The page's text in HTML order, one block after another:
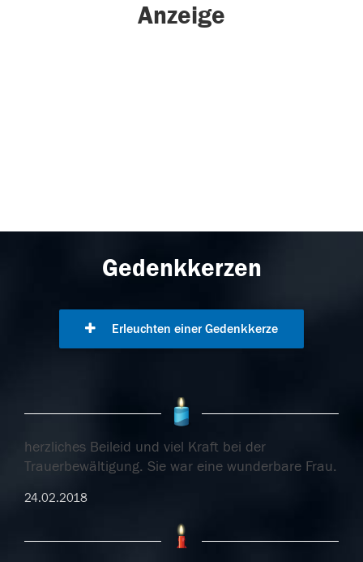
Anzeige
Gedenkkerzen
Erleuchten einer Gedenkkerze
herzliches Beileid und viel Kraft bei der
Trauerbewältigung. Sie war eine wunderbare Frau.
24.02.2018